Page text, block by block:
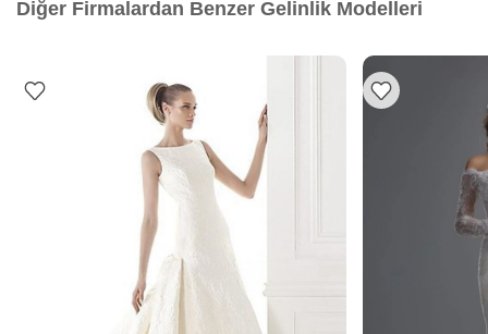
Diğer Firmalardan Benzer Gelinlik Modelleri